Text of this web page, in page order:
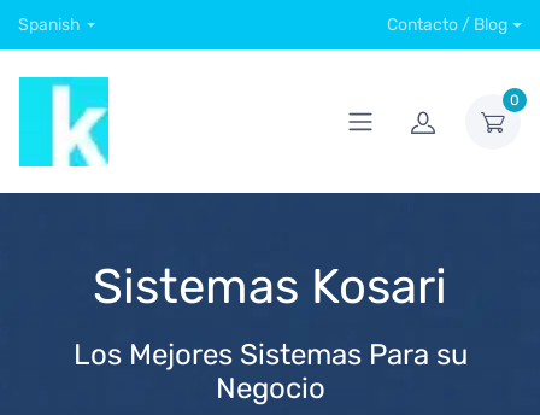
Spanish Contacto / Blog
0
Sistemas Kosari
Los Mejores Sistemas Para su
Negocio